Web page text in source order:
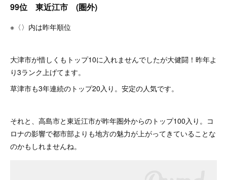
99位 東近江市 (圏外)
※〈〉内は昨年順位
大津市が惜しくもトップ10に入れませんでしたが大健闘！昨年よ
り3ランク上げてます。
草津市も3年連続のトップ20入り。安定の人気です。
それと、高島市と東近江市が昨年圏外からのトップ100入り。コ
ロナの影響で都市部よりも地方の魅力が上がってきていることな
のかもしれませんね。